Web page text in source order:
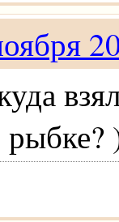
рыбке?